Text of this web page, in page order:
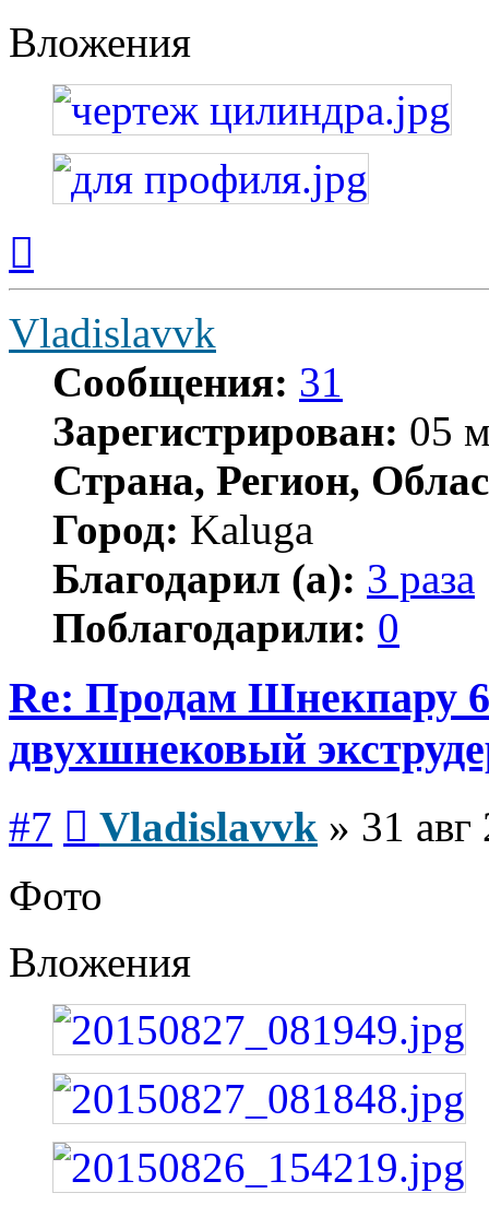
Вложения
началу
Vladislavvk
Сообщения: 31
Зарегистрирован: 05
Страна, Регион,
Город: Kaluga
Благодарил (а): 3 раза
Поблагодарили: 0
Re: Продам Шнекпару
двухшнековый
#7 Vladislavvk » 31
Фото
Вложения